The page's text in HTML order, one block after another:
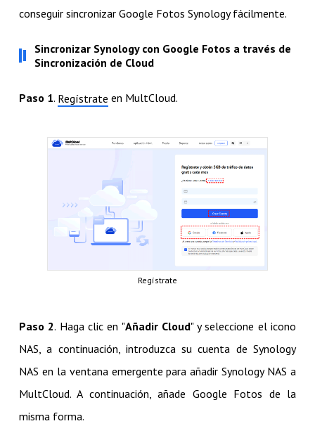
conseguir sincronizar Google Fotos Synology fácilmente.
Sincronizar Synology con Google Fotos a través de
Sincronización de Cloud
Paso 1. Regístrate en MultCloud.
Regístrate
Paso 2. Haga clic en "Añadir Cloud" y seleccione el icono
NAS, a continuación, introduzca su cuenta de Synology
NAS en la ventana emergente para añadir Synology NAS a
MultCloud. A continuación, añade Google Fotos de la
misma forma.